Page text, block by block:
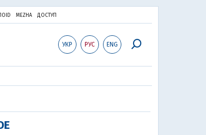
MEZHA ДОСТУП
УКР РУС ENG